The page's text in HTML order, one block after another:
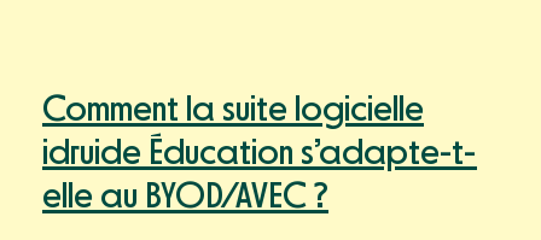
Comment la suite logicielle
idruide Éducation s’adapte-t-
elle au BYOD/AVEC ?